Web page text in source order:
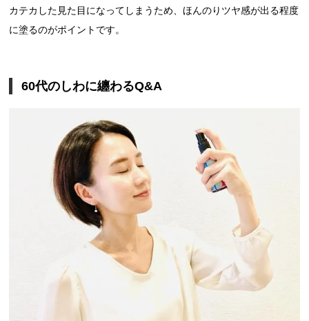
カテカした見た目になってしまうため、ほんのりツヤ感が出る程度
に塗るのがポイントです。
60代のしわに纏わるQ&A